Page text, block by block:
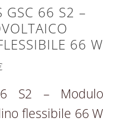
GSC 66 S2 –
66 W
S2 – Modulo
flessibile 66 W